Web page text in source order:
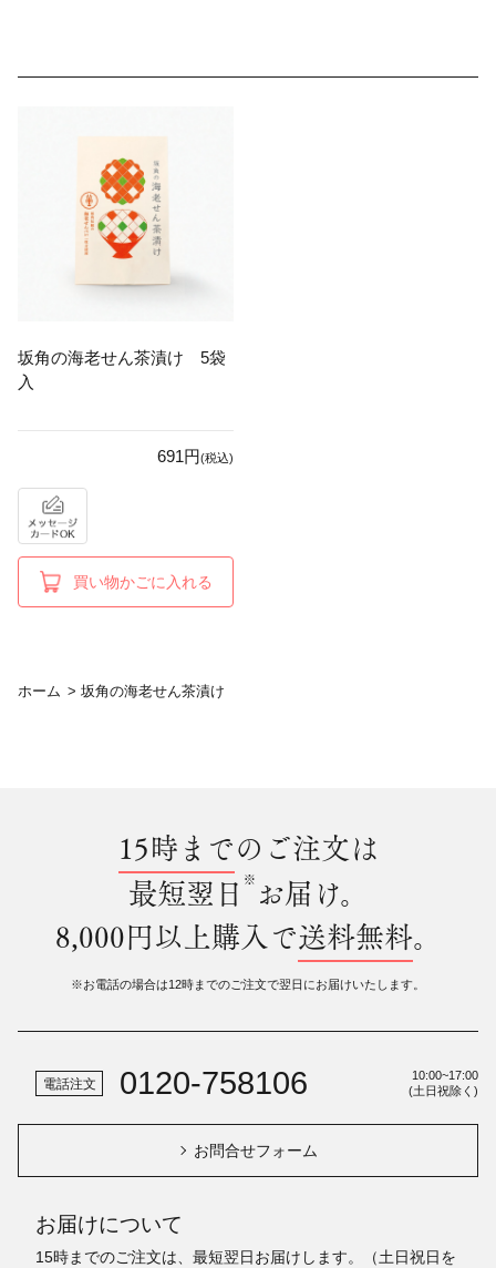
坂角の海老せん茶漬け 5袋
入
691円(税込)
買い物かごに入れる
ホーム > 坂角の海老せん茶漬け
15時までのご注文は
最短翌日 ※ お届け。
8,000円以上購入で送料無料。
※お電話の場合は12時までのご注文で翌日にお届けいたします。
電話注文 0120-758106
10:00~17:00
(土日祝除く)
お問合せフォーム
お届けについて
15時までのご注文は、最短翌日お届けします。（土日祝日を